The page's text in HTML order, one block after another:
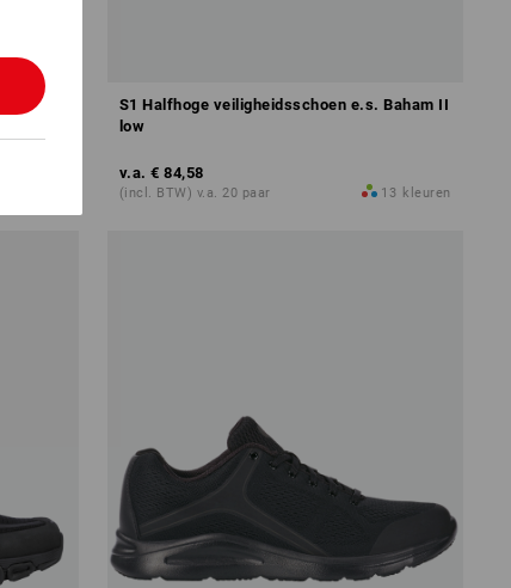
S1 Halfhoge veiligheidsschoen e.s. Baham II
low
v.a. € 84,58
(incl. BTW) v.a. 20 paar 13 kleuren